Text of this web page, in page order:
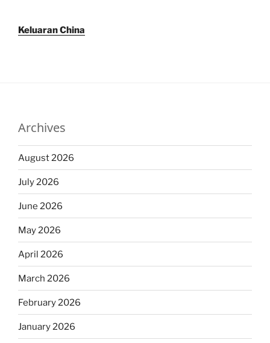
Keluaran China
Archives
August 2026
July 2026
June 2026
May 2026
April 2026
March 2026
February 2026
January 2026